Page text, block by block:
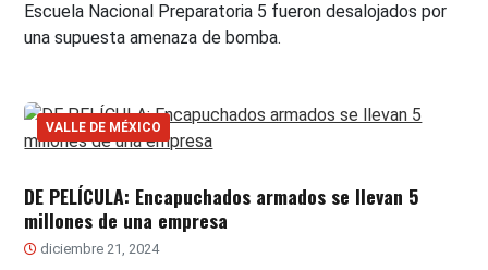
Escuela Nacional Preparatoria 5 fueron desalojados por
una supuesta amenaza de bomba.
VALLE DE MÉXICO
DE PELÍCULA: Encapuchados armados se llevan 5
millones de una empresa
diciembre 21, 2024